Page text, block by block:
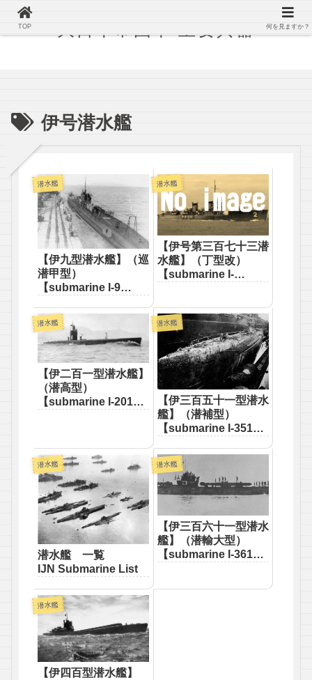
伊号潜水艦
潜水艦
【伊九型潜水艦】（巡
潜甲型）
【submarine I-9
TypeKo）】
潜水艦
【伊号第三百七十三潜
水艦】（丁型改）
【submarine I-
潜水艦
【伊二百一型潜水艦】
（潜高型）
【submarine I-201
潜水艦
【伊三百五十一型潜水
艦】（潜補型）
【submarine I-351
ho）】
潜水艦
潜水艦 一覧
IJN Submarine List
潜水艦
【伊三百六十一型潜水
艦】（潜輸大型）
【submarine I-361
潜水艦
【伊四百型潜水艦】
TOP 何を見ますか？